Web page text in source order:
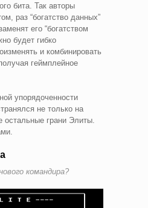
бита. Так авторы
раз “богатство данных”
его “богатством
будет гибко
и комбинировать
геймплейное
упорядоченности
не только на
остальные грани Элиты.
командира?